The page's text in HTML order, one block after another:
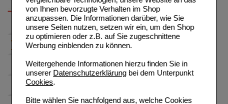
von Ihnen bevorzugte Verhalten im Shop
anzupassen. Die Informationen darüber, wie Sie
unsere Seiten nutzen, setzen wir ein, um den Shop
zu optimieren oder z.B. auf Sie zugeschnittene
Werbung einblenden zu können.
Weitergehende Informationen hierzu finden Sie in
unserer Datenschutzerklärungbei dem Unterpunkt
Cookies.
Bitte wählen Sie nachfolgend aus, welche Cookies